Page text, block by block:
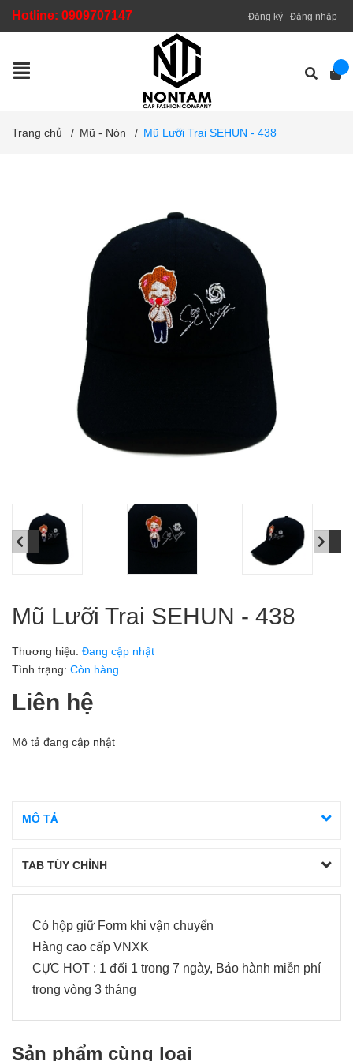
Hotline: 0909707147 Đăng ký Đăng nhập
Trang chủ / Mũ - Nón / Mũ Lưỡi Trai SEHUN - 438
Mũ Lưỡi Trai SEHUN - 438
Thương hiệu: Đang cập nhật
Tình trạng: Còn hàng
Liên hệ
Mô tả đang cập nhật
MÔ TẢ
TAB TÙY CHỈNH
Có hộp giữ Form khi vận chuyển
Hàng cao cấp VNXK
CỰC HOT : 1 đổi 1 trong 7 ngày, Bảo hành miễn phí
trong vòng 3 tháng
Sản phẩm cùng loại